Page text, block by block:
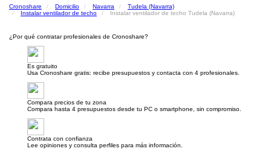
Cronoshare Domicilio Navarra
Tudela (Navarra)
Instalar ventilador de techo
Instalar ventilador de techo Tudela (Navarra)
¿Por qué contratar profesionales de Cronoshare?
Es gratuito
Usa Cronoshare gratis: recibe presupuestos y contacta con 4 profesionales.
Compara precios de tu zona
Compara hasta 4 presupuestos desde tu PC o smartphone, sin compromiso.
Contrata con confianza
Lee opiniones y consulta perfiles para más información.